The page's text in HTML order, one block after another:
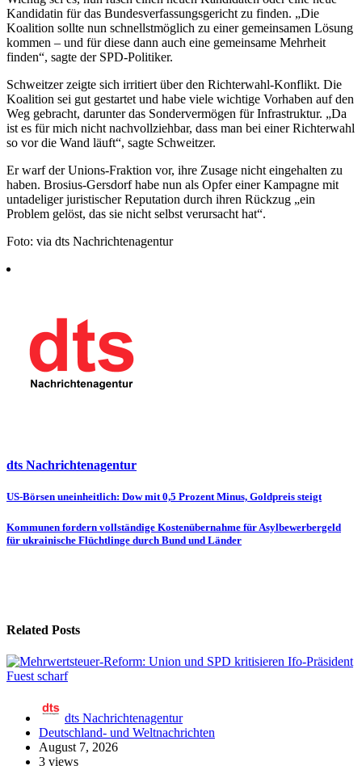
Kandidatin für das Bundesverfassungsgericht zu finden. „Die
Koalition sollte nun schnellstmöglich zu einer gemeinsamen Lösung
kommen – und für diese dann auch eine gemeinsame Mehrheit
finden“, sagte der SPD-Politiker.
Schweitzer zeigte sich irritiert über den Richterwahl-Konflikt. Die
Koalition sei gut gestartet und habe viele wichtige Vorhaben auf den
Weg gebracht, darunter das Sondervermögen für Infrastruktur. „Da
ist es für mich nicht nachvollziehbar, dass man bei einer Richterwahl
so vor die Wand läuft“, sagte Schweitzer.
Er warf der Unions-Fraktion vor, ihre Zusage nicht eingehalten zu
haben. Brosius-Gersdorf habe nun als Opfer einer Kampagne mit
untadeliger juristischer Reputation durch ihren Rückzug „ein
Problem gelöst, das sie nicht selbst verursacht hat“.
Foto: via dts Nachrichtenagentur
dts Nachrichtenagentur
Beitragsnavigation
US-Börsen uneinheitlich: Dow mit 0,5 Prozent Minus, Goldpreis steigt
Kommunen fordern vollständige Kostenübernahme für Asylbewerbergeld
für ukrainische Flüchtlinge durch Bund und Länder
Related Posts
dts Nachrichtenagentur
Deutschland- und Weltnachrichten
August 7, 2026
3 views